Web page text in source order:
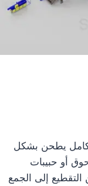
يطحن بشكل
إلى مسحوق أو حبيبات
إلى الجمع